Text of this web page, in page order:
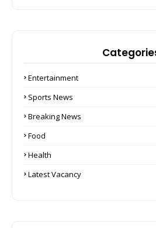
Entertainment
Sports News
Breaking News
Food
Health
Latest Vacancy